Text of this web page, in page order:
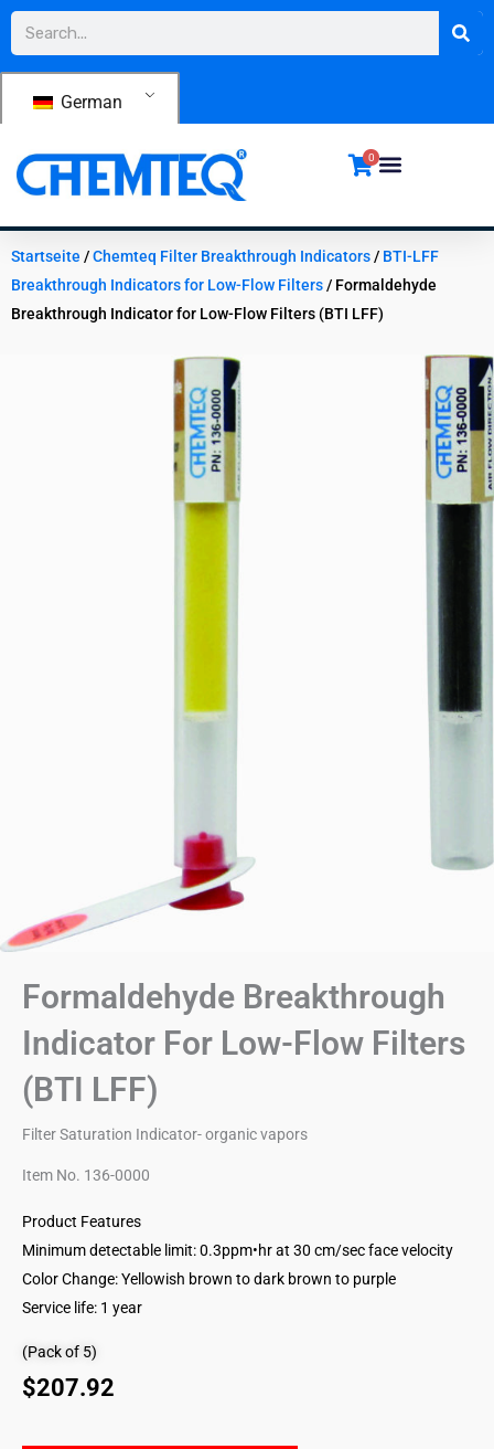
Zum
Inhalt
springen
Suche
German
0
Startseite /Chemteq Filter Breakthrough Indicators/ BTI-LFF
Breakthrough Indicators for Low-Flow Filters/ Formaldehyde
Breakthrough Indicator for Low-Flow Filters (BTI LFF)
Formaldehyde Breakthrough
Indicator For Low-Flow Filters
(BTI LFF)
Filter Saturation Indicator- organic vapors
Item No. 136-0000
Product Features
Minimum detectable limit: 0.3ppm•hr at 30 cm/sec face velocity
Color Change: Yellowish brown to dark brown to purple
Service life: 1 year
(Pack of 5)
$207.92